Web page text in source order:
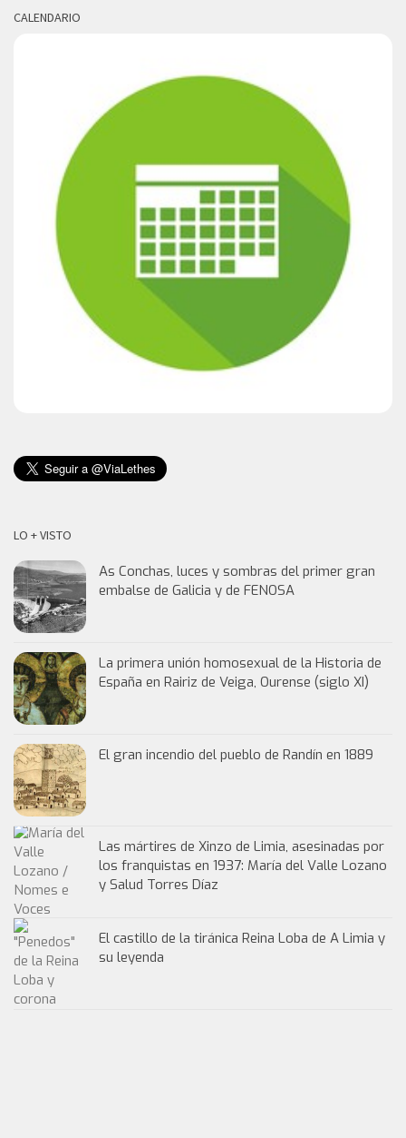
CALENDARIO
LO + VISTO
As Conchas, luces y sombras del primer gran
embalse de Galicia y de FENOSA
La primera unión homosexual de la Historia de
España en Rairiz de Veiga, Ourense (siglo XI)
El gran incendio del pueblo de Randín en 1889
Las mártires de Xinzo de Limia, asesinadas por
los franquistas en 1937: María del Valle Lozano
y Salud Torres Díaz
El castillo de la tiránica Reina Loba de A Limia y
su leyenda